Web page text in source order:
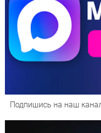
Подпишись на наш